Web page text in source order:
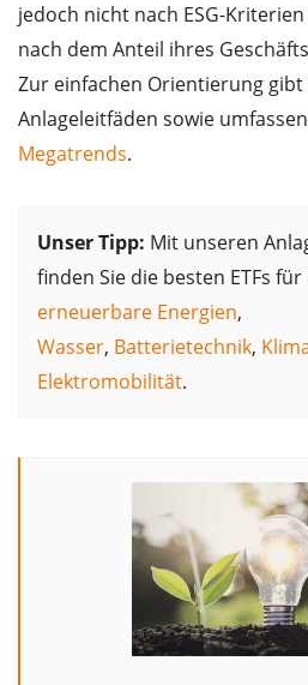
jedoch nicht nach ESG-
nach dem Anteil ihres
Zur einfachen Orientierung gibt
Anlageleitfäden sowie
Megatrends.
Unser Tipp: Mit unseren
finden Sie die besten ETFs
erneuerbare Energien,
Wasser, Batterietechnik,
Elektromobilität.